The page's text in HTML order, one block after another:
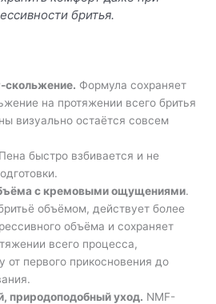
бритья.
скольжение. Формула сохраняет
на протяжении всего бритья
визуально остаётся совсем
Пена быстро взбивается и не
с кремовыми ощущениями.
объёмом, действует более
объёма и сохраняет
всего процесса,
от первого прикосновения до
природоподобный уход. NMF-